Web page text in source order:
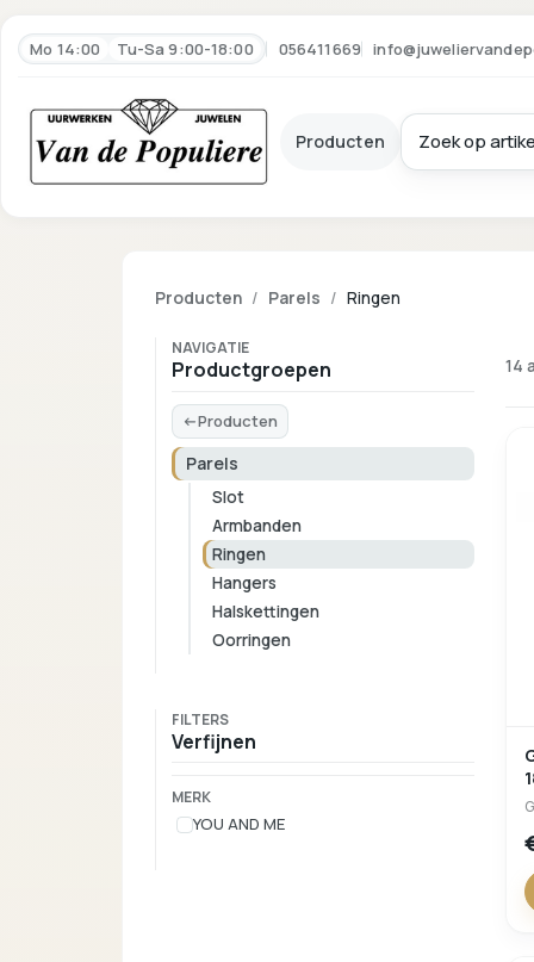
Mo 14:00 Tu-Sa 9:00-18:00 056411669
Producten
Producten Parels Ringen
NAVIGATIE
Productgroepen
Producten
Parels
Slot
Armbanden
Ringen
Hangers
Halskettingen
Oorringen
FILTERS
Verfijnen
MERK
YOU AND ME
14